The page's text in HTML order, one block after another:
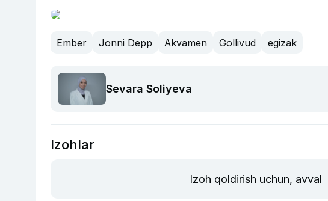
Ember Jonni Depp Akvamen Gollivud egizak
Sevara Soliyeva
Izohlar
Izoh qoldirish uchun, avval